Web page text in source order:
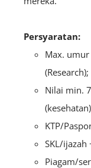
Persyaratan:
Max. umur
(Research);
Nilai min.
KTP/
SKL/
Piagam/